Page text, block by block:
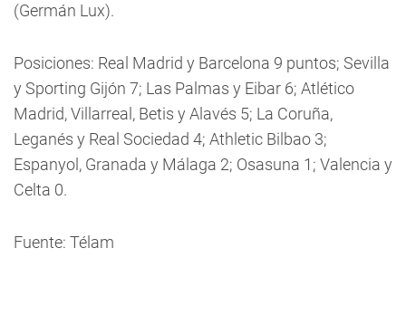
(Germán Lux).
Posiciones: Real Madrid y Barcelona 9 puntos; Sevilla
y Sporting Gijón 7; Las Palmas y Eibar 6; Atlético
Madrid, Villarreal, Betis y Alavés 5; La Coruña,
Leganés y Real Sociedad 4; Athletic Bilbao 3;
Espanyol, Granada y Málaga 2; Osasuna 1; Valencia y
Celta 0.
Fuente: Télam